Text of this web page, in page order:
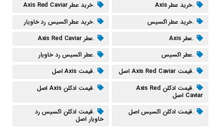
.خرید عطر Axis
.خرید عطر Axis Red Caviar
.خرید عطر اکسیس
.خرید عطر اکسیس رد خاویار
.عطر Axis
.عطر Axis Red Caviar
.عطر اکسیس
.عطر اکسیس رد خاویار
.قیمت Axis Red Caviar اصل
.قیمت Axis اصل
.قیمت ادکلن Axis Red
Caviar اصل
.قیمت ادکلن Axis اصل
.قیمت ادکلن اکسیس اصل .قیمت ادکلن اکسیس رد
خاویار اصل